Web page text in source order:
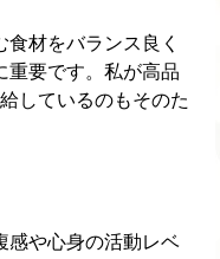
食材をバランス良く
重要です。私が高品
しているのもそのた
感や心身の活動レベ